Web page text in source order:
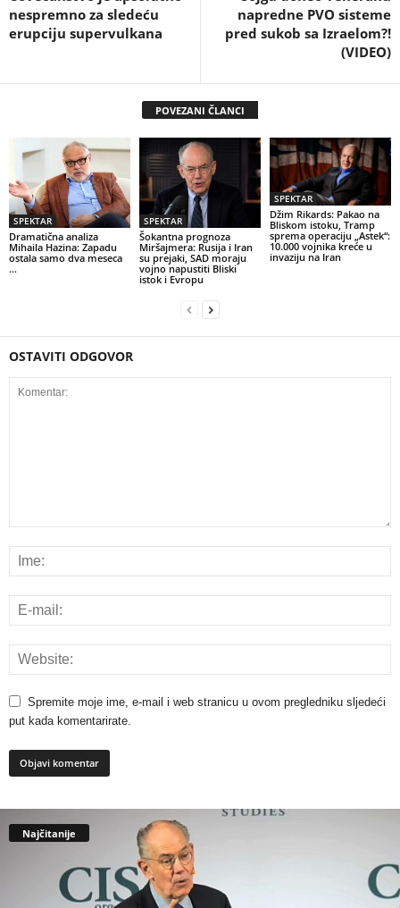
nespremno za sledeću
erupciju supervulkana
napredne PVO sisteme
pred sukob sa Izraelom?!
(VIDEO)
POVEZANI ČLANCI
SPEKTAR
Dramatična analiza
Mihaila Hazina: Zapadu
ostala samo dva meseca
…
SPEKTAR
Šokantna prognoza
Miršajmera: Rusija i Iran
su prejaki, SAD moraju
vojno napustiti Bliski
istok i Evropu
SPEKTAR
Džim Rikards: Pakao na
Bliskom istoku, Tramp
sprema operaciju „Astek“:
10.000 vojnika kreće u
invaziju na Iran
OSTAVITI ODGOVOR
Spremite moje ime, e-mail i web stranicu u ovom pregledniku sljedeći
put kada komentarirate.
Najčitanije